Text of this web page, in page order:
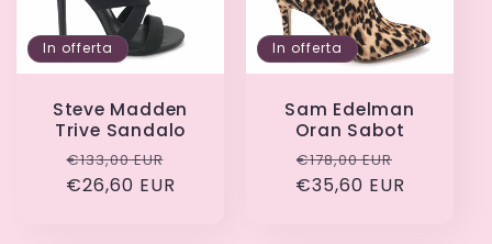
In offerta
Steve Madden
Trive Sandalo
Prezzo
di
€133,00 EUR
€26,60 EUR
In offerta
Sam Edelman
Oran Sabot
Prezzo
di
€178,00 EUR
€35,60 EUR